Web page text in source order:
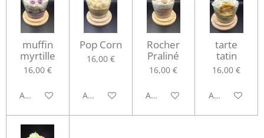
muffin
myrtille
16,00 €
Ajouter au panier
Pop Corn
16,00 €
Ajouter au panier
Rocher
Praliné
16,00 €
Ajouter au panier
tarte
tatin
16,00 €
Ajouter au